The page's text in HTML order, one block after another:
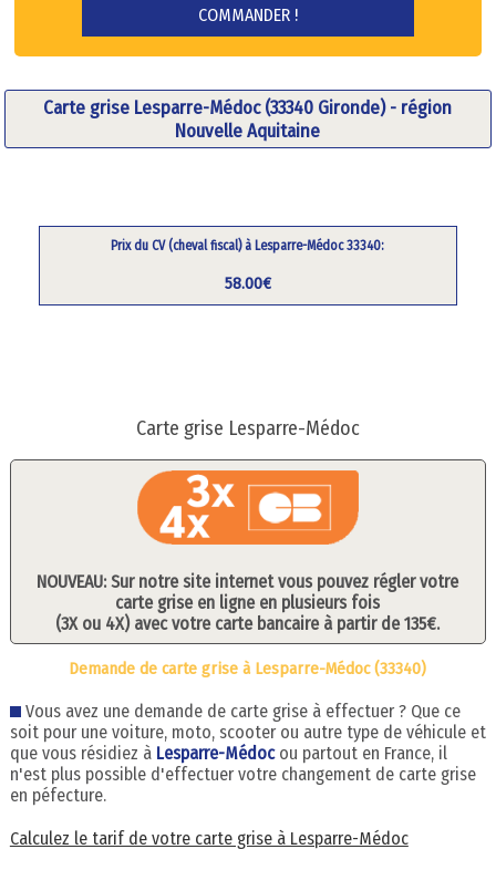
Carte grise Lesparre-Médoc (33340 Gironde) - région
Nouvelle Aquitaine
Prix du CV (cheval fiscal) à Lesparre-Médoc 33340:
58.00€
Carte grise Lesparre-Médoc
NOUVEAU: Sur notre site internet vous pouvez régler votre
carte grise en ligne en plusieurs fois
(3X ou 4X) avec votre carte bancaire à partir de 135€.
Demande de carte grise à Lesparre-Médoc (33340)
Vous avez une demande de carte grise à effectuer ? Que ce
soit pour une voiture, moto, scooter ou autre type de véhicule et
que vous résidiez à Lesparre-Médoc ou partout en France, il
n'est plus possible d'effectuer votre changement de carte grise
en péfecture.
Calculez le tarif de votre carte grise à Lesparre-Médoc